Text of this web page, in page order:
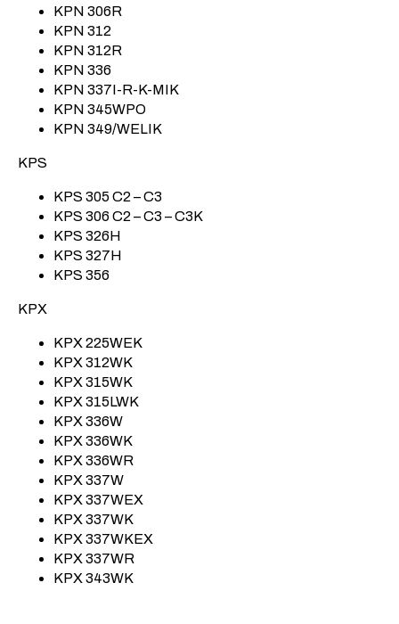
KPN 306R
KPN 312
KPN 312R
KPN 336
KPN 337I-R-K-MIK
KPN 345WPO
KPN 349/WELIK
KPS
KPS 305 C2 – C3
KPS 306 C2 – C3 – C3K
KPS 326H
KPS 327H
KPS 356
KPX
KPX 225WEK
KPX 312WK
KPX 315WK
KPX 315LWK
KPX 336W
KPX 336WK
KPX 336WR
KPX 337W
KPX 337WEX
KPX 337WK
KPX 337WKEX
KPX 337WR
KPX 343WK